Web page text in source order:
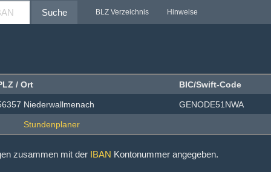
Suche BLZ Verzeichnis Hinweise
/ Ort BIC/Swift-Code
Niederwallmenach GENODE51NWA
zusammen mit der IBAN Kontonummer angegeben.